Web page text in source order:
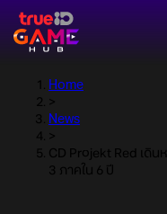
Home
>
News
>
CD Projekt Red เดิ
3 ภาคใน 6 ปี